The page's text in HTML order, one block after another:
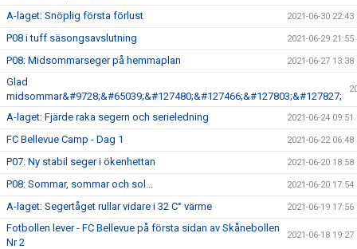
A-laget: Snöplig första förlust 2021-06-30 22:43
P08 i tuff säsongsavslutning 2021-06-29 21:55
P08: Midsommarseger på hemmaplan 2021-06-27 13:38
Glad
midsommar&#9728;&#65039;&#127480;&#127466;&#127803;&#127827;
A-laget: Fjärde raka segern och serieledning 2021-06-24 09:51
FC Bellevue Camp - Dag 1 2021-06-22 06:48
P07: Ny stabil seger i ökenhettan 2021-06-20 18:58
P08: Sommar, sommar och sol... 2021-06-20 17:54
A-laget: Segertåget rullar vidare i 32 C° värme 2021-06-19 17:56
Fotbollen lever - FC Bellevue på första sidan av Skånebollen
Nr 2
2021-06-18 19:27